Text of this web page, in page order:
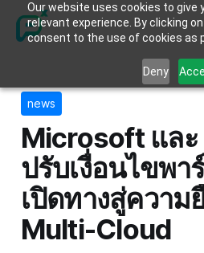
Our website uses cookies to give
relevant experience. By clicking
consent to the use of cookies as
Deny
news
Microsoft และ
ปรับเงื่อนไขพา
เปิดทางสู่ควา
Multi-Cloud